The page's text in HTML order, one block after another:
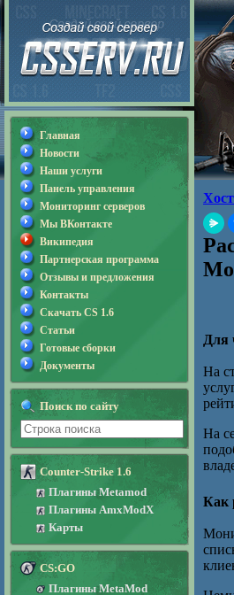
Для
На
На
Как
Главная
Новости
Наши услуги
Панель управления
Мониторинг серверов
Мы ВКонтакте
Википедия
Партнерская программа
Отзывы и предложения
Контакты
Скачать CS 1.6
Статьи
Готовые сборки
Документы
Поиск по сайту
Counter-Strike 1.6
Плагины Metamod
Плагины AmxModX
Карты
CS:GO
Плагины MetaMod